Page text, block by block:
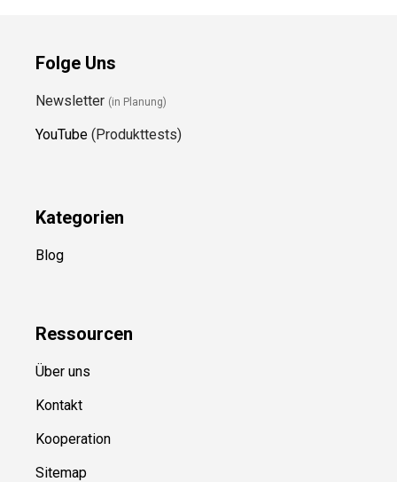
Folge Uns
Newsletter (in Planung)
YouTube (Produkttests)
Kategorien
Blog
Ressourcen
Über uns
Kontakt
Kooperation
Sitemap